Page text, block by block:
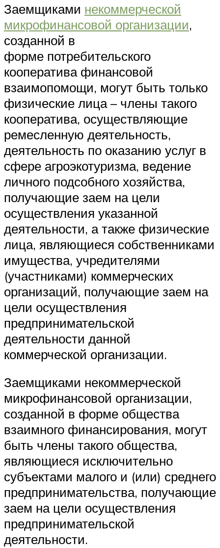
Заемщиками некоммерческой
микрофинансовой организации,
созданной в
форме потребительского
кооператива финансовой
взаимопомощи, могут быть только
физические лица – члены такого
кооператива, осуществляющие
ремесленную деятельность,
деятельность по оказанию услуг в
сфере агроэкотуризма, ведение
личного подсобного хозяйства,
получающие заем на цели
осуществления указанной
деятельности, а также физические
лица, являющиеся собственниками
имущества, учредителями
(участниками) коммерческих
организаций, получающие заем на
цели осуществления
предпринимательской
деятельности данной
коммерческой организации.
Заемщиками некоммерческой
микрофинансовой организации,
созданной в форме общества
взаимного финансирования, могут
быть члены такого общества,
являющиеся исключительно
субъектами малого и (или) среднего
предпринимательства, получающие
заем на цели осуществления
предпринимательской
деятельности.